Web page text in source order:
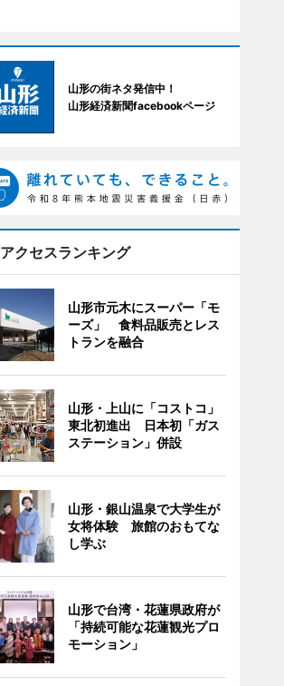
山形の街ネタ発信中！
山形経済新聞facebookページ
アクセスランキング
山形市元木にスーパー「モ
ーズ」 食料品販売とレス
トランを融合
山形・上山に「コストコ」
東北初進出 日本初「ガス
ステーション」併設
山形・銀山温泉で大学生が
女将体験 旅館のおもてな
し学ぶ
山形で台湾・花蓮県政府が
「持続可能な花蓮観光プロ
モーション」